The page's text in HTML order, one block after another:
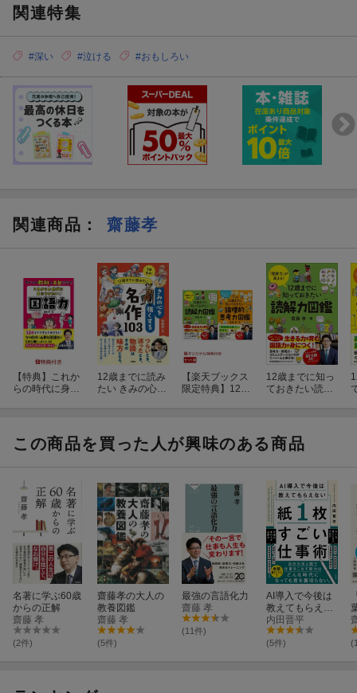
関連特集
#深い #泣ける #おもしろい
関連商品 ： 齋藤孝
【特典】これか
らの時代に身に
12歳までに読み
たい きみの心を
【楽天ブックス
限定特典】12歳
知っておきたい
論理的思考力図
12歳までに知っ
ておきたい読解
この商品を買った人が興味のある商品
名著に学ぶ60歳
からの正解
齋藤 孝
(2件)
齋藤孝の大人の
教養図鑑
齋藤 孝
(5件)
最強の言語化力
齋藤 孝
(11件)
AI導入で今後は
教えてもらえな
い 紙1枚すごい
仕事術
内田晋平
(5件)